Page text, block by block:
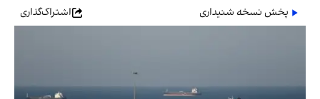
پخش نسخه شنیداری
اشتراک‌گذاری